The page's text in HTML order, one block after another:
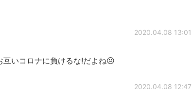
2020.04.08 13:01
いコロナに負けるな!だよね😣
2020.04.08 12:47